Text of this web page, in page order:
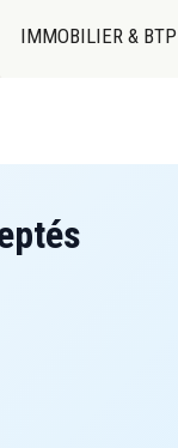
IMMOBILIER & BTP